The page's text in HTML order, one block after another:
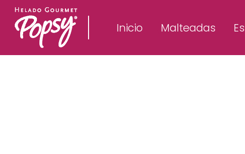
Inicio Malteadas